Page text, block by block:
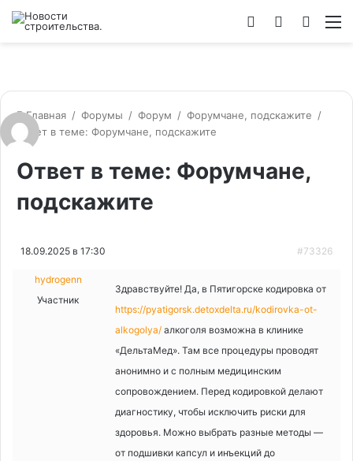
Switch
Войти
Главная / Форумы / Форум / Форумчане, подскажите /
Ответ в теме: Форумчане, подскажите
Ответ в теме: Форумчане,
подскажите
18.09.2025 в 17:30 #73326
hydrogenn
Участник
Здравствуйте! Да, в Пятигорске кодировка от
https://pyatigorsk.detoxdelta.ru/kodirovka-ot-
alkogolya/ алкоголя возможна в клинике
«ДельтаМед». Там все процедуры проводят
анонимно и с полным медицинским
сопровождением. Перед кодировкой делают
диагностику, чтобы исключить риски для
здоровья. Можно выбрать разные методы —
от подшивки капсул и инъекций до